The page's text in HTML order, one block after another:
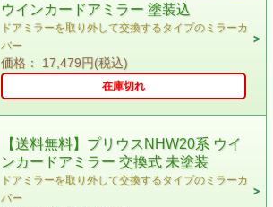
ウインカードアミラー 塗装込
ドアミラーを取り外して交換するタイプのミラーカ
バー
価格： 17,479円(税込)
在庫切れ
【送料無料】プリウスNHW20系 ウイ
ンカードアミラー 交換式 未塗装
ドアミラーを取り外して交換するタイプのミラーカ
バー